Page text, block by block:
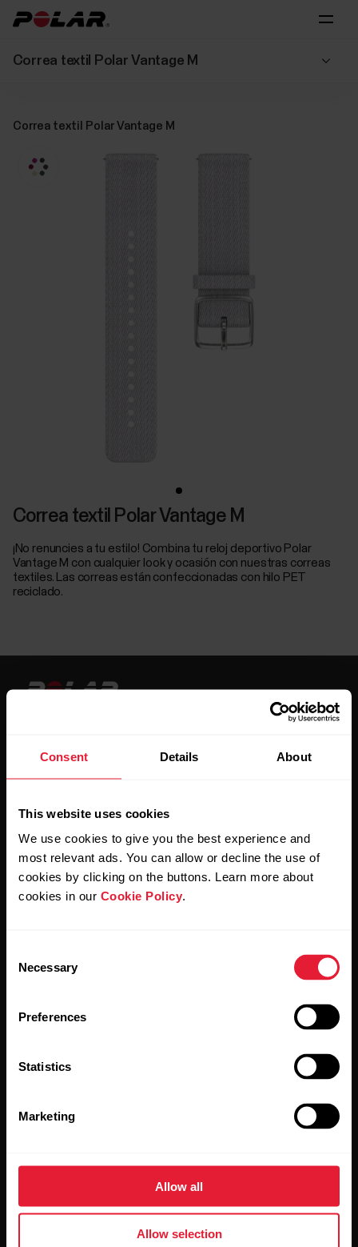
Consent Details About
This website uses cookies
We use cookies to give you the best experience and
most relevant ads. You can allow or decline the use of
cookies by clicking on the buttons. Learn more about
cookies in our Cookie Policy.
Selection
Necessary
Preferences
Statistics
Marketing
Allow all
Allow selection
Correa textil Polar Vantage M
Correa textil Polar Vantage M
Correa textil Polar Vantage M
¡No renuncies a tu estilo! Combina tu reloj deportivo Polar
Vantage M con cualquier look y ocasión con nuestras correas
textiles. Las correas están confeccionadas con hilo PET
reciclado.
Mantente al día.
Regístrate en nuestra newsletter quincenal y recibe
las últimas noticias directamente en tu bandeja de
entrada.
Al hacer clic en Suscribir, aceptas recibir correos
electrónicos de Polar y confirmas que has leído nuestro
Accesorios Polar para empresas
Empleos